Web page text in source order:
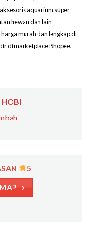
aquarium super
hewan dan lain
murah dan lengkap di
di marketplace: Shopee,
HOBI
5